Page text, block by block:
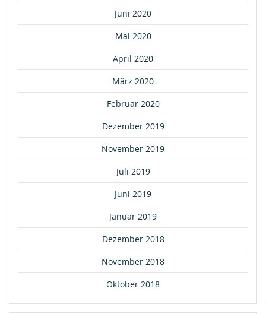
Juni 2020
Mai 2020
April 2020
März 2020
Februar 2020
Dezember 2019
November 2019
Juli 2019
Juni 2019
Januar 2019
Dezember 2018
November 2018
Oktober 2018